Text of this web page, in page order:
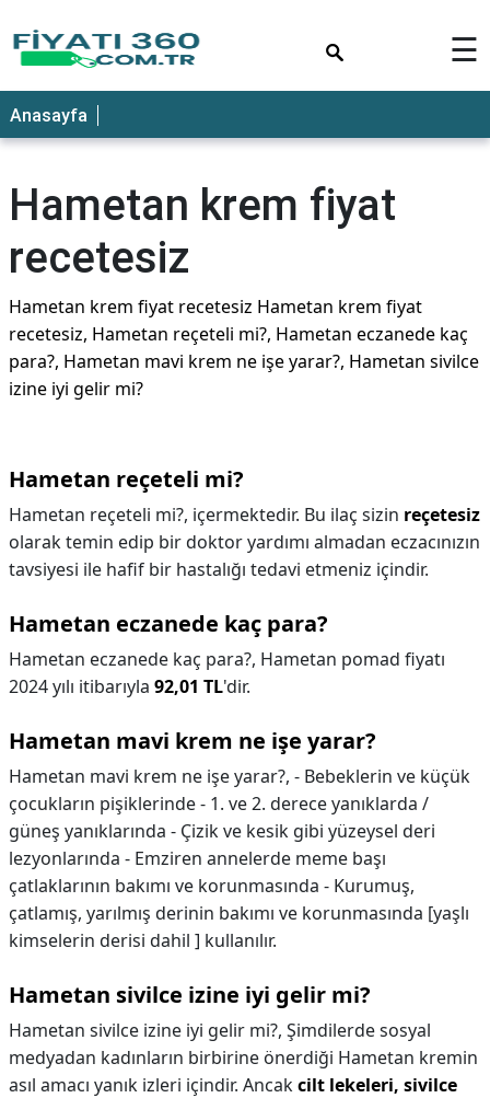
☰
Anasayfa
Hametan krem fiyat
recetesiz
Hametan krem fiyat recetesiz Hametan krem fiyat
recetesiz, Hametan reçeteli mi?, Hametan eczanede kaç
para?, Hametan mavi krem ne işe yarar?, Hametan sivilce
izine iyi gelir mi?
Hametan reçeteli mi?
Hametan reçeteli mi?, içermektedir. Bu ilaç sizin reçetesiz
olarak temin edip bir doktor yardımı almadan eczacınızın
tavsiyesi ile hafif bir hastalığı tedavi etmeniz içindir.
Hametan eczanede kaç para?
Hametan eczanede kaç para?, Hametan pomad fiyatı
2024 yılı itibarıyla 92,01 TL'dir.
Hametan mavi krem ne işe yarar?
Hametan mavi krem ne işe yarar?, - Bebeklerin ve küçük
çocukların pişiklerinde - 1. ve 2. derece yanıklarda /
güneş yanıklarında - Çizik ve kesik gibi yüzeysel deri
lezyonlarında - Emziren annelerde meme başı
çatlaklarının bakımı ve korunmasında - Kurumuş,
çatlamış, yarılmış derinin bakımı ve korunmasında [yaşlı
kimselerin derisi dahil ] kullanılır.
Hametan sivilce izine iyi gelir mi?
Hametan sivilce izine iyi gelir mi?, Şimdilerde sosyal
medyadan kadınların birbirine önerdiği Hametan kremin
asıl amacı yanık izleri içindir. Ancakcilt lekeleri, sivilce